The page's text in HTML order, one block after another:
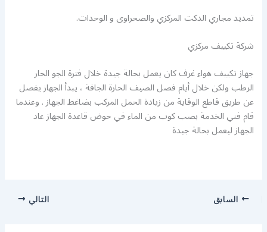
تمديد مجاري الدكت المركزي والصحراوى و الوحدات.
شركة تكييف مركزي
جهاز تكييف هواء غرف كان يعمل بحالة جيدة خلال فترة الجو الحار
الرطب ولكن خلال أيام فصل الصيف الحارة الجافة ، يبدأ الجهاز يفصل
عن طريق قاطع الوقاية من زيادة الحمل المركب بضاغط الجهاز . وعندما
قام فني الخدمة بصب كوب من الماء في حوض قاعدة الجهاز عاد
الجهاز ليعمل بحالة جيدة
السابق التالي